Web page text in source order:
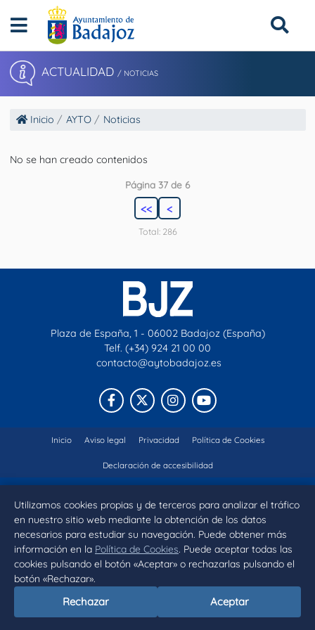
Utilizamos cookies propias y de terceros para analizar el tráfico
en nuestro sitio web mediante la obtención de los datos
necesarios para estudiar su navegación. Puede obtener más
información en la Política de Cookies. Puede aceptar todas las
cookies pulsando el botón «Aceptar» o rechazarlas pulsando el
botón «Rechazar».
Rechazar Aceptar
ACTUALIDAD / NOTICIAS
Inicio AYTO Noticias
No se han creado contenidos
Página 37 de 6
<< <
Total: 286
Plaza de España, 1 - 06002 Badajoz (España)
Telf. (+34) 924 21 00 00
contacto@aytobadajoz.es
Facebook
X InstagramYouTube
Inicio Aviso legal Privacidad Política de Cookies
Declaración de accesibilidad